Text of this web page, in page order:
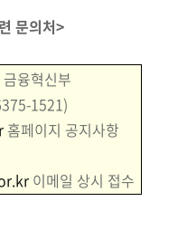
문의처>
융혁신부
1521)
홈페이지 공지사항
이메일 상시 접수